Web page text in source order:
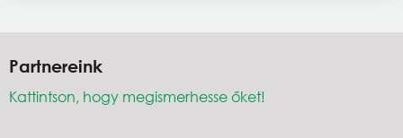
Partnereink
Kattintson, hogy megismerhesse őket!